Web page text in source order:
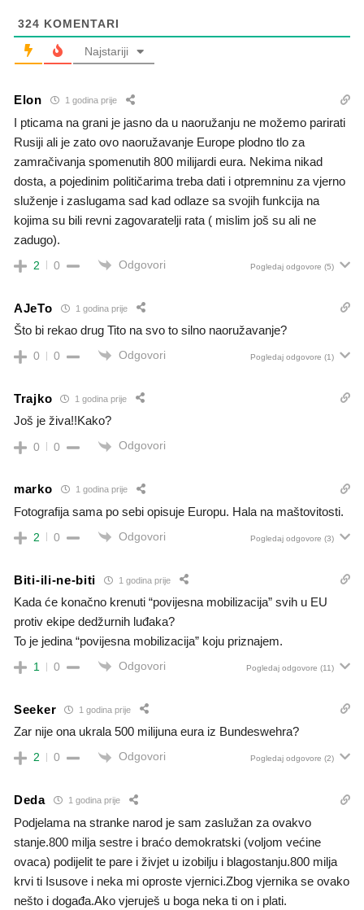
324 KOMENTARI
Najstariji
Elon 1 godina prije
I pticama na grani je jasno da u naoružanju ne možemo parirati
Rusiji ali je zato ovo naoružavanje Europe plodno tlo za
zamračivanja spomenutih 800 milijardi eura. Nekima nikad
dosta, a pojedinim političarima treba dati i otpremninu za vjerno
služenje i zaslugama sad kad odlaze sa svojih funkcija na
kojima su bili revni zagovaratelji rata ( mislim još su ali ne
zadugo).
2 0 Odgovori Pogledaj odgovore (5)
AJeTo 1 godina prije
Što bi rekao drug Tito na svo to silno naoružavanje?
0 0 Odgovori Pogledaj odgovore (1)
Trajko 1 godina prije
Još je živa!!Kako?
0 0 Odgovori
marko 1 godina prije
Fotografija sama po sebi opisuje Europu. Hala na maštovitosti.
2 0 Odgovori Pogledaj odgovore (3)
Biti-ili-ne-biti 1 godina prije
Kada će konačno krenuti “povijesna mobilizacija” svih u EU
protiv ekipe dedžurnih luđaka?
To je jedina “povijesna mobilizacija” koju priznajem.
1 0 Odgovori Pogledaj odgovore (11)
Seeker 1 godina prije
Zar nije ona ukrala 500 milijuna eura iz Bundeswehra?
2 0 Odgovori Pogledaj odgovore (2)
Deda 1 godina prije
Podjelama na stranke narod je sam zaslužan za ovakvo
stanje.800 milja sestre i braćo demokratski (voljom većine
ovaca) podijelit te pare i živjet u izobilju i blagostanju.800 milja
krvi ti Isusove i neka mi oproste vjernici.Zbog vjernika se ovako
nešto i događa.Ako vjeruješ u boga neka ti on i plati.